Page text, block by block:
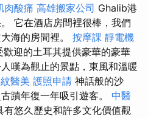
肉酸痛 高雄搬家公司 Ghalib港
它在酒店房間裡很棒，我們
海的房間裡。 按摩課 靜電機
歡迎的土耳其提供豪華的豪華
嘆為觀止的景點，東風和溫暖
醫美 護照申請 神話般的沙
蹟年復一年吸引遊客。 中醫
有悠久歷史和許多文化價值觀